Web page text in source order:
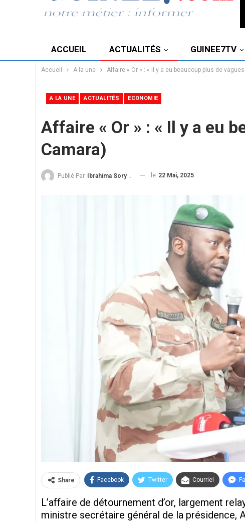
ACCUEIL ACTUALITÉS GUINEE7TV
Accueil A la une Affaire « Or » : « Il y a eu beaucoup plus de
A LA UNE ACTUALITÉS ECONOMIE
Affaire « Or » : « Il y a eu
Camara)
Publié Par Ibrahima Sory Diallo le 22 Mai, 2025
Share Facebook Twitter Courriel
L’affaire de détournement d’or, largement
ministre secrétaire général de la présidence,